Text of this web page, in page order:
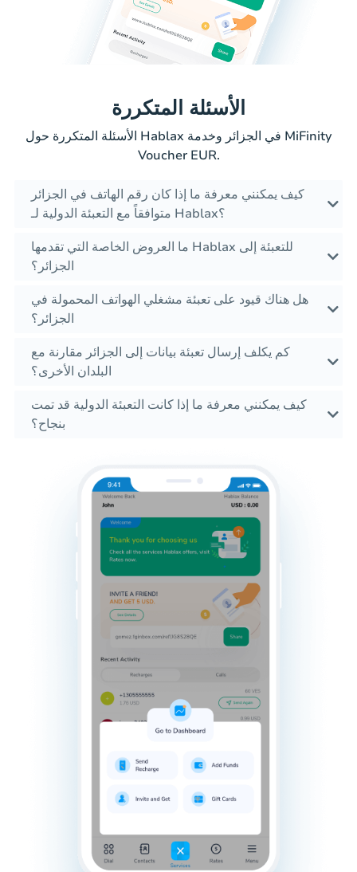
الأسئلة المتكررة
الأسئلة المتكررة حول Hablax في الجزائر وخدمة MiFinity
Voucher EUR.
كيف يمكنني معرفة ما إذا كان رقم الهاتف في الجزائر
متوافقاً مع التعبئة الدولية لـ Hablax؟
ما العروض الخاصة التي تقدمها Hablax للتعبئة إلى
الجزائر؟
هل هناك قيود على تعبئة مشغلي الهواتف المحمولة في
الجزائر؟
كم يكلف إرسال تعبئة بيانات إلى الجزائر مقارنة مع
البلدان الأخرى؟
كيف يمكنني معرفة ما إذا كانت التعبئة الدولية قد تمت
بنجاح؟